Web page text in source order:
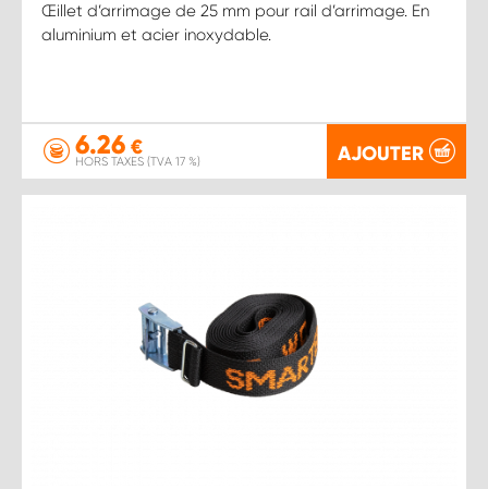
Œillet d’arrimage de 25 mm pour rail d’arrimage. En
aluminium et acier inoxydable.
6.26 €
HORS TAXES (TVA 17 %) AJOUTER